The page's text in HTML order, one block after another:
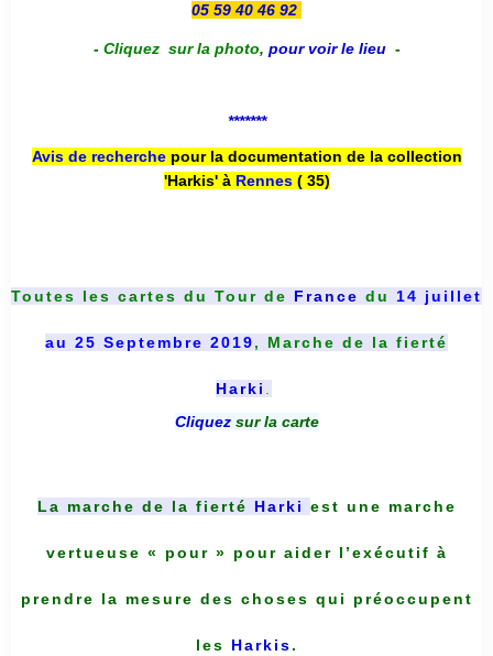
05 59 40 46 92
- Cliquez sur la photo, pour voir le lieu -
*******
Avis de recherche pour la documentation de la collection
'Harkis' à Rennes( 35)
Toutes les cartes du Tour de France du 14 juillet
au 25 Septembre 2019, Marche de la fierté
Harki
Cliquez sur la carte
La marche de la fierté Harki est une marche
vertueuse « pour » pour aider l’exécutif à
prendre la mesure des choses qui préoccupent
les Harkis.